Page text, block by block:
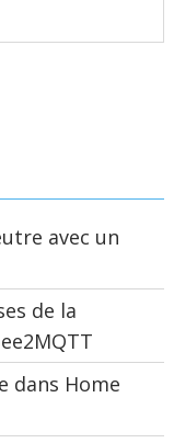
avec un
de la
dans Home